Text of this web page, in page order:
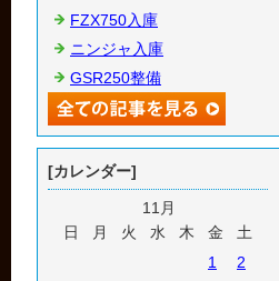
FZX750入庫
ニンジャ入庫
GSR250整備
[カレンダー]
11月
日
月 火 水 木 金
土
1
2